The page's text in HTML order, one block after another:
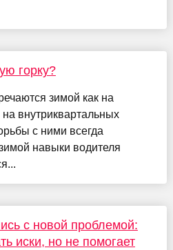
горку?
зимой как на
внутриквартальных
с ними всегда
навыки водителя
с новой проблемой:
иски, но не помогает